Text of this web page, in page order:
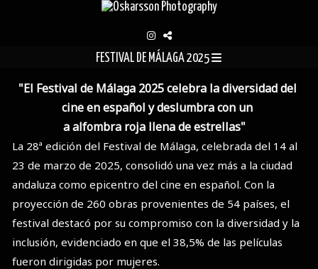
FESTIVAL DE MÁLAGA 2025
"El Festival de Málaga 2025 celebra la diversidad del
cine en español y deslumbra con un
a alfombra roja llena de estrellas"
La 28ª edición del Festival de Málaga, celebrada del 14 al
23 de marzo de 2025, consolidó una vez más a la ciudad
andaluza como epicentro del cine en español. Con la
proyección de 260 obras provenientes de 54 países, el
festival destacó por su compromiso con la diversidad y la
inclusión, evidenciado en que el 38,5% de las películas
fueron dirigidas por mujeres.